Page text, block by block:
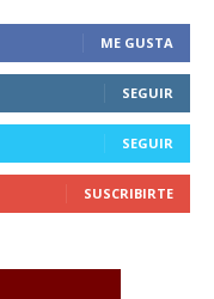
ME GUSTA
SEGUIR
SEGUIR
SUSCRIBIRTE